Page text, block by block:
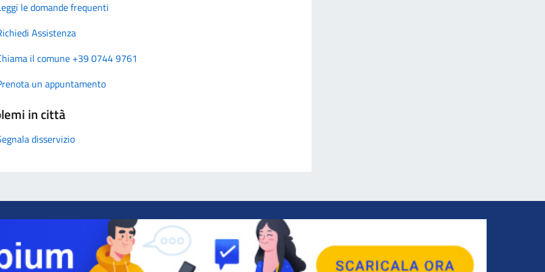
le domande frequenti
Assistenza
il comune +39 0744 9761
un appuntamento
in città
disservizio